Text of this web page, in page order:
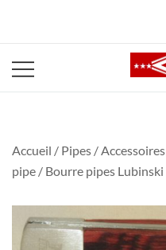
Accueil / Pipes /Accessoires
pipe / Bourre pipes Lubinski